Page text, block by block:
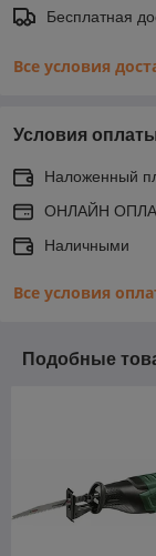
Бесплатная
Все условия
Условия
Наложенный
ОНЛАЙН
Наличными
Все условия
Подобные